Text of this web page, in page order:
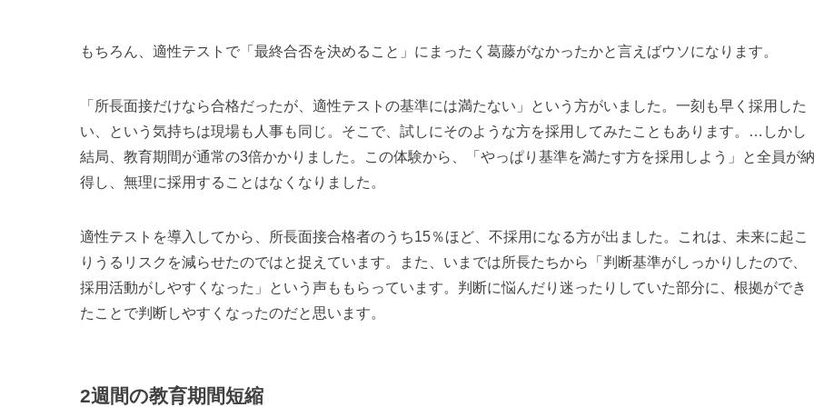
もちろん、適性テストで「最終合否を決めること」にまったく葛藤がなかったかと言えばウソになります。
「所長面接だけなら合格だったが、適性テストの基準には満たない」という方がいました。一刻も早く採用した
い、という気持ちは現場も人事も同じ。そこで、試しにそのような方を採用してみたこともあります。…しかし
結局、教育期間が通常の3倍かかりました。この体験から、「やっぱり基準を満たす方を採用しよう」と全員が納
得し、無理に採用することはなくなりました。
適性テストを導入してから、所長面接合格者のうち15％ほど、不採用になる方が出ました。これは、未来に起こ
りうるリスクを減らせたのではと捉えています。また、いまでは所長たちから「判断基準がしっかりしたので、
採用活動がしやすくなった」という声ももらっています。判断に悩んだり迷ったりしていた部分に、根拠ができ
たことで判断しやすくなったのだと思います。
2週間の教育期間短縮